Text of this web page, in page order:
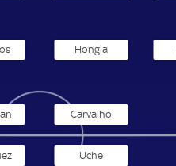
Hongla
Carvalho
Uche